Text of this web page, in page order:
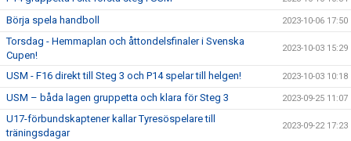
Börja spela handboll 2023-10-06 17:50
Torsdag - Hemmaplan och åttondelsfinaler i Svenska
Cupen!
2023-10-03 15:29
USM - F16 direkt till Steg 3 och P14 spelar till helgen! 2023-10-03 10:18
USM – båda lagen gruppetta och klara för Steg 3 2023-09-25 11:07
U17-förbundskaptener kallar Tyresöspelare till
träningsdagar
2023-09-22 17:23